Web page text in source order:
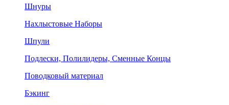
Шнуры
Нахлыстовые Наборы
Шпули
Подлески, Полилидеры, Сменные Концы
Поводковый материал
Бэкинг